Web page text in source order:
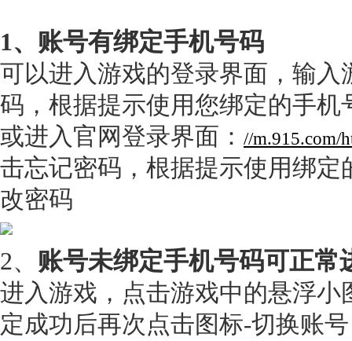
1、账号有绑定手机号码
可以进入游戏的登录界面，输入
码，根据提示使用您绑定的手
或进入官网登录界面： //m.915.com/
击忘记密码，根据提示使用绑
改密码
2、 账号未绑定手机号码可正常
进入游戏，点击游戏中的悬浮
定成功后再次点击图标-切换账